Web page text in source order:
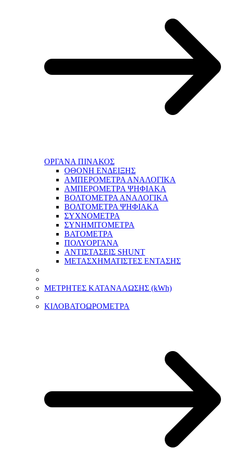
ΟΡΓΑΝΑ ΠΙΝΑΚΟΣ
ΟΘΟΝΗ ΕΝΔΕΙΞΗΣ
ΑΜΠΕΡΟΜΕΤΡΑ ΑΝΑΛΟΓΙΚΑ
ΑΜΠΕΡΟΜΕΤΡΑ ΨΗΦΙΑΚΑ
ΒΟΛΤΟΜΕΤΡΑ ΑΝΑΛΟΓΙΚΑ
ΒΟΛΤΟΜΕΤΡΑ ΨΗΦΙΑΚΑ
ΣΥΧΝΟΜΕΤΡΑ
ΣΥΝΗΜΙΤΟΜΕΤΡΑ
ΒΑΤΟΜΕΤΡΑ
ΠΟΛΥΟΡΓΑΝΑ
ΑΝΤΙΣΤΑΣΕΙΣ SHUNT
ΜΕΤΑΣΧΗΜΑΤΙΣΤΕΣ ΕΝΤΑΣΗΣ
ΜΕΤΡΗΤΕΣ ΚΑΤΑΝΑΛΩΣΗΣ (kWh)
ΚΙΛΟΒΑΤΟΩΡΟΜΕΤΡΑ